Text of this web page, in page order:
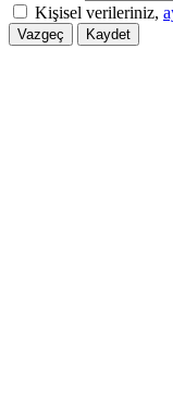
Kişisel verileriniz,
Vazgeç Kaydet